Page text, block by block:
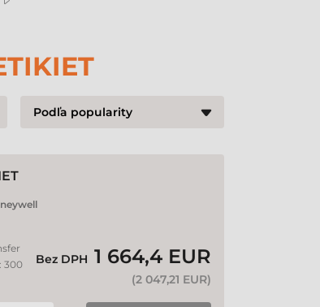
300
Bez DPH 1 664,4 EUR
(2 047,21 EUR)